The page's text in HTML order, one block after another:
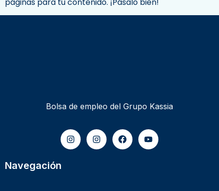
Bolsa de empleo del Grupo Kassia
Navegación